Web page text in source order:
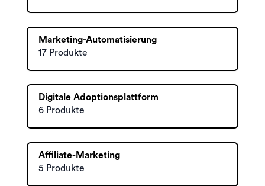
Marketing-Automatisierung
17 Produkte
Digitale Adoptionsplattform
6 Produkte
Affiliate-Marketing
5 Produkte